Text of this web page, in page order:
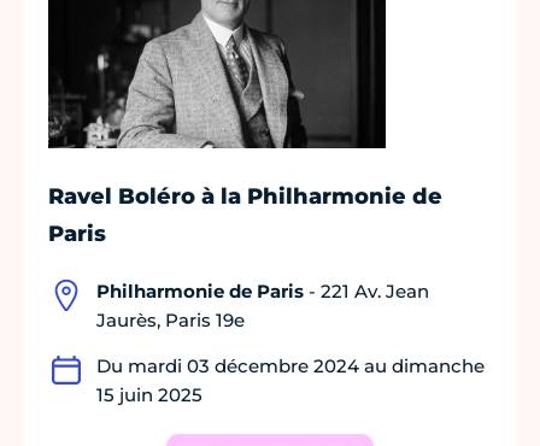
Ravel Boléro à la Philharmonie de
Paris
Philharmonie de Paris - 221 Av. Jean
Jaurès, Paris 19e
Du mardi 03 décembre 2024 au dimanche
15 juin 2025